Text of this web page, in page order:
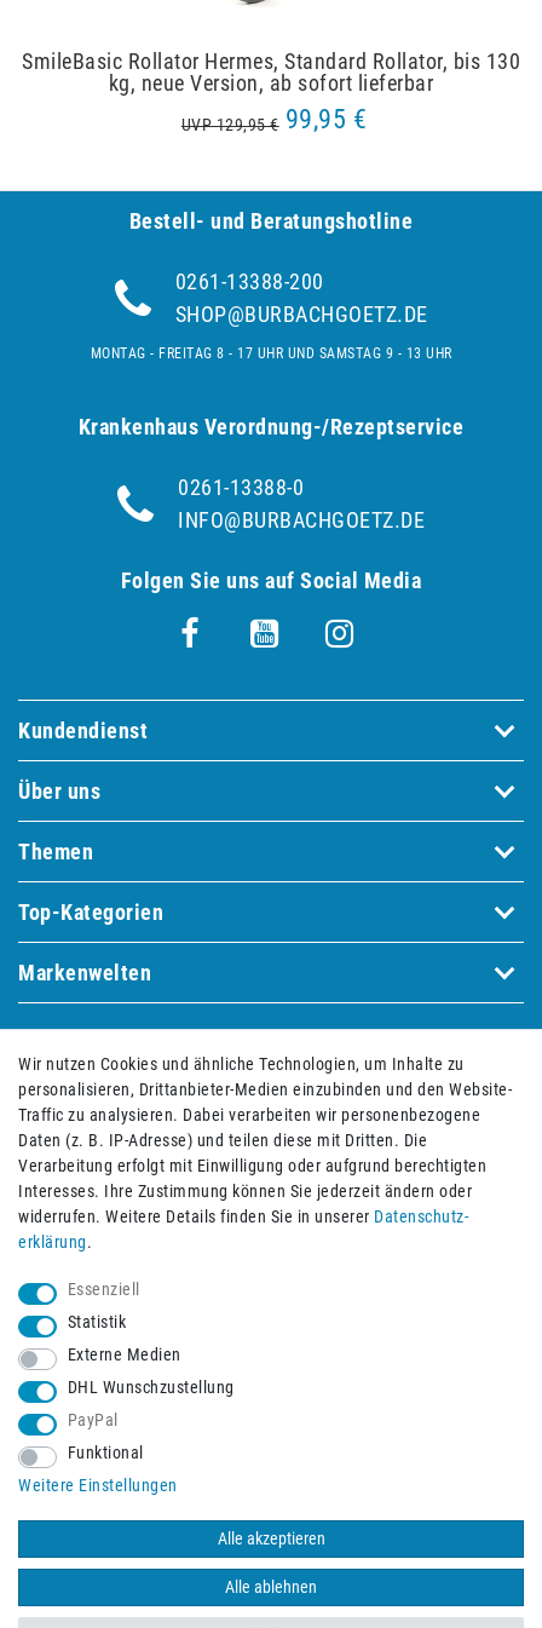
SmileBasic Rollator Hermes, Standard Rollator, bis 130
kg, neue Version, ab sofort lieferbar
UVP 129,95 € 99,95 €
Bestell- und Be­ra­tungs­hot­line
0261-13388-200
SHOP@BURBACHGOETZ.DE
MONTAG - FREITAG 8 - 17 UHR UND SAMSTAG 9 - 13 UHR
Krankenhaus Verordnung-/Rezeptservice
0261-13388-0
INFO@BURBACHGOETZ.DE
Folgen Sie uns auf Social Media
Kundendienst
Über uns
Themen
Top-Kategorien
Markenwelten
Bequem und sicher bezahlen mit
Schneller Versand mit
Wir nutzen Cookies und ähnliche Technologien, um Inhalte zu
personalisieren, Drittanbieter-Medien einzubinden und den Website-
Traffic zu analysieren. Dabei verarbeiten wir personenbezogene
Daten (z. B. IP-Adresse) und teilen diese mit Dritten. Die
Verarbeitung erfolgt mit Einwilligung oder aufgrund berechtigten
Interesses. Ihre Zustimmung können Sie jederzeit ändern oder
widerrufen. Weitere Details finden Sie in unserer Daten­schutz­
erklärung.
Essenziell
Statistik
Externe Medien
DHL Wunschzustellung
PayPal
Funktional
Weitere Einstellungen
Alle akzeptieren
Alle ablehnen